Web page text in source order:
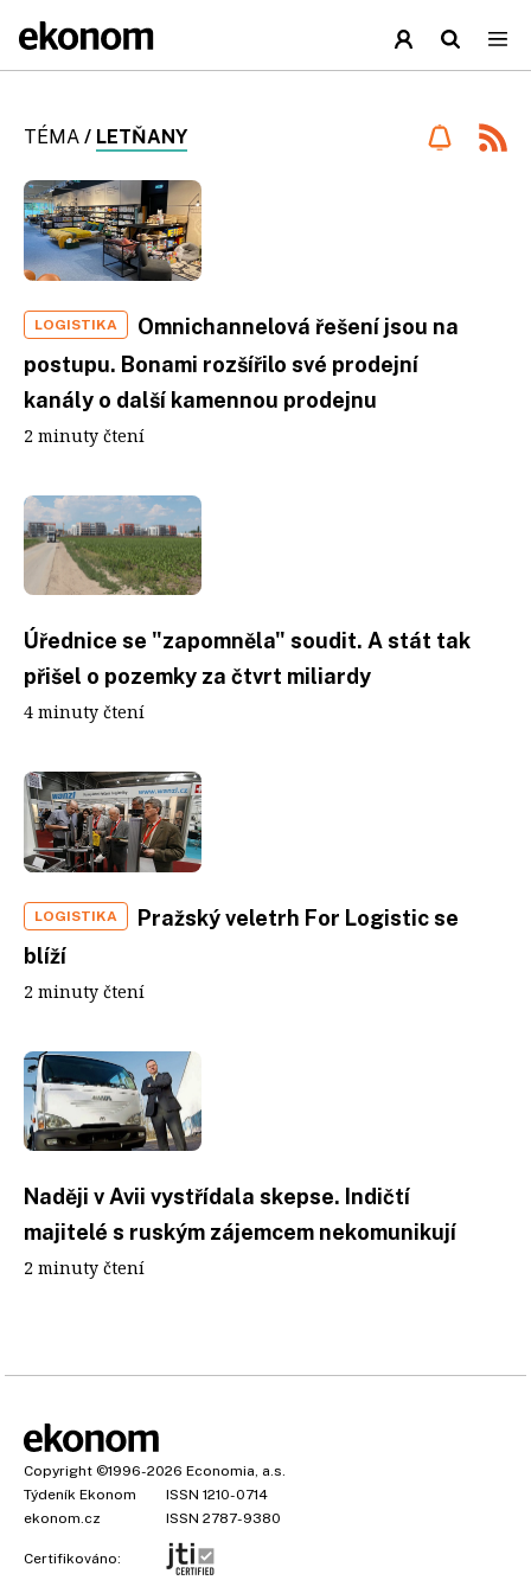
TÉMA / LETŇANY
LOGISTIKA
Omnichannelová řešení jsou na
postupu. Bonami rozšířilo své prodejní
kanály o další kamennou prodejnu
2 minuty čtení
Úřednice se "zapomněla" soudit. A stát tak
přišel o pozemky za čtvrt miliardy
4 minuty čtení
LOGISTIKA
Pražský veletrh For Logistic se
blíží
2 minuty čtení
Naději v Avii vystřídala skepse. Indičtí
majitelé s ruským zájemcem nekomunikují
2 minuty čtení
Copyright ©1996-2026 Economia, a.s.
Týdeník Ekonom
ISSN 1210-0714
ekonom.cz
ISSN 2787-9380
Certifikováno: